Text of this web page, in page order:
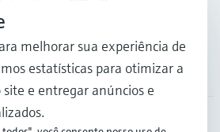
melhorar sua experiência de
estatísticas para otimizar a
e entregar anúncios e